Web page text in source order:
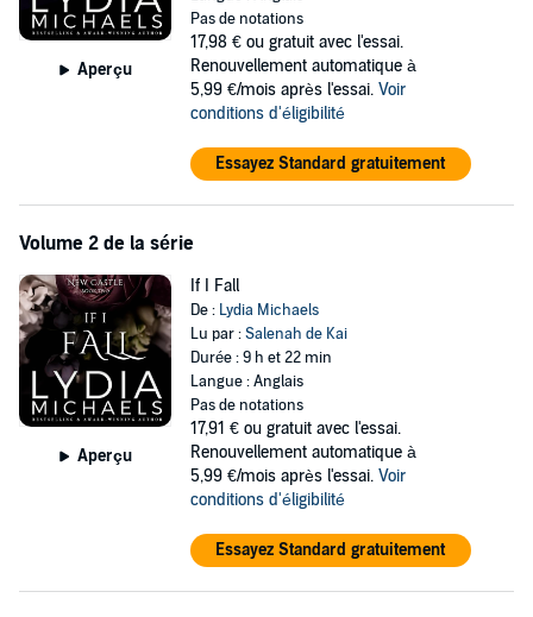
happiness. She is determined, for the sake of her daughter, to
maintain a simple, organized life, free of unnecessary pleasures.
But when Tyson Adams, a successful entrepreneur becomes her
new neighbor, Kat learns that some pleasures are too sweet to resist
A beautiful telling of a mother’s unconditional love and
sacrifice that bursts with emotion, touches the heart, and
Aperçu
Pas de notations
17,98 € ou gratuit avec l'essai.
Renouvellement automatique à
5,99 €/mois après l'essai. Voir
conditions d'éligibilité
Essayez Standard gratuitement
Volume 2 de la série
Aperçu
If I Fall
De : Lydia Michaels
Lu par :Salenah de Kai
Durée : 9 h et 22 min
Langue : Anglais
Pas de notations
17,91 € ou gratuit avec l'essai.
Renouvellement automatique à
5,99 €/mois après l'essai. Voir
conditions d'éligibilité
Essayez Standard gratuitement